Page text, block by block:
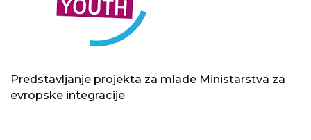
Predstavljanje projekta za mlade Ministarstva za
evropske integracije